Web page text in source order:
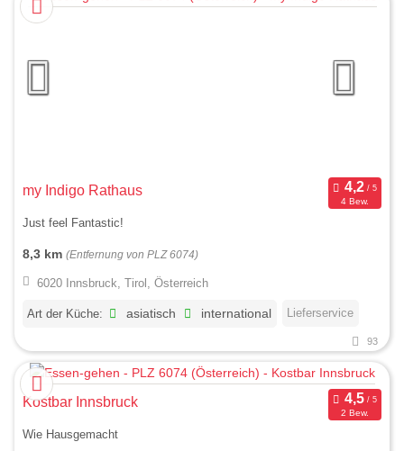
my Indigo Rathaus
4 Bew.
Just feel Fantastic!
8,3 km (Entfernung von PLZ 6074)
6020 Innsbruck, Tirol, Österreich
Art der Küche: asiatisch international Lieferservice
93
Kostbar Innsbruck
2 Bew.
Wie Hausgemacht